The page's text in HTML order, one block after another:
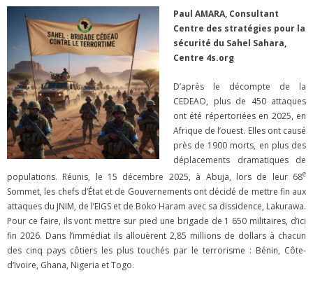
Paul AMARA, Consultant
Centre des stratégies pour la
sécurité du Sahel Sahara,
Centre 4s.org
D’après le décompte de la
CEDEAO, plus de 450 attaques
ont été répertoriées en 2025, en
Afrique de l’ouest. Elles ont causé
près de 1900 morts, en plus des
déplacements dramatiques de
populations. Réunis, le 15 décembre 2025, à Abuja, lors de leur 68e
Sommet, les chefs d’État et de Gouvernements ont décidé de mettre fin aux
attaques du JNIM, de l’EIGS et de Boko Haram avec sa dissidence, Lakurawa.
Pour ce faire, ils vont mettre sur pied une brigade de 1 650 militaires, d’ici
fin 2026. Dans l’immédiat ils allouèrent 2,85 millions de dollars à chacun
des cinq pays côtiers les plus touchés par le terrorisme : Bénin, Côte-
d’Ivoire, Ghana, Nigeria et Togo.